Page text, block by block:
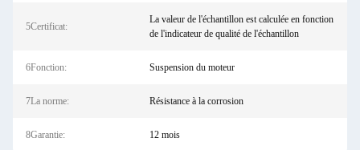
5Certificat:
La valeur de l'échantillon est calculée en fonction
de l'indicateur de qualité de l'échantillon
6Fonction: Suspension du moteur
7La norme: Résistance à la corrosion
8Garantie: 12 mois